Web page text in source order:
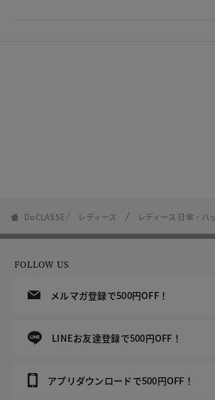
DoCLASSE レディース レディース 日傘・バ
FOLLOW US
メルマガ登録で500円OFF！
LINEお友達登録で500円OFF！
アプリダウンロードで500円OFF！